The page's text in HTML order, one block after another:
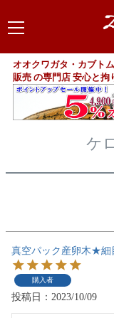
オオクワガタ・カブト
販売 の専門店 安心と拘
ケ
真空パック産卵木★細
購入者
投稿日 2023/10/09